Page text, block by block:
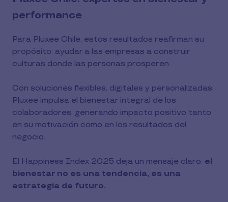
performance
Para Pluxee Chile, estos resultados reafirman su
propósito: ayudar a las empresas a construir
culturas donde las personas prosperen.
Con soluciones flexibles, digitales y personalizadas,
Pluxee impulsa el bienestar integral de los
colaboradores, generando impacto positivo tanto
en su motivación como en los resultados del
negocio.
El Happiness Index 2025 deja un mensaje claro: el
bienestar no es una tendencia, es una
estrategia de futuro.